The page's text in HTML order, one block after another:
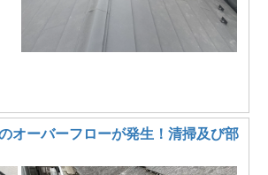
オーバーフローが発生！清掃及び部